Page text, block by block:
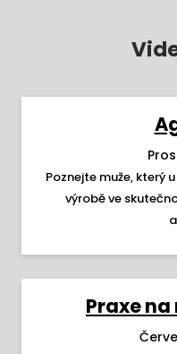
Poznejte muže, který
výrobě ve
Praxe